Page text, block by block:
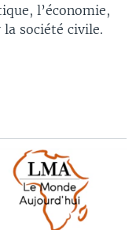
l’économie,
la société civile.